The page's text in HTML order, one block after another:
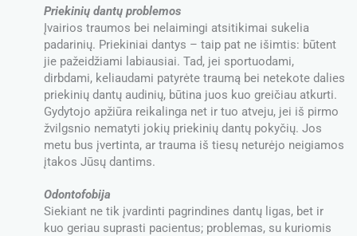
Priekinių dantų problemos
Įvairios traumos bei nelaimingi atsitikimai sukelia
padarinių. Priekiniai dantys – taip pat ne išimtis: būtent
jie pažeidžiami labiausiai. Tad, jei sportuodami,
dirbdami, keliaudami patyrėte traumą bei netekote dalies
priekinių dantų audinių, būtina juos kuo greičiau atkurti.
Gydytojo apžiūra reikalinga net ir tuo atveju, jei iš pirmo
žvilgsnio nematyti jokių priekinių dantų pokyčių. Jos
metu bus įvertinta, ar trauma iš tiesų neturėjo neigiamos
įtakos Jūsų dantims.
Odontofobija
Siekiant ne tik įvardinti pagrindines dantų ligas, bet ir
kuo geriau suprasti pacientus; problemas, su kuriomis